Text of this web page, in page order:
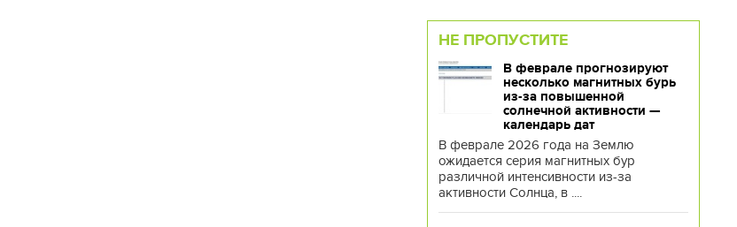
НЕ ПРОПУСТИТЕ
В феврале прогнозируют
несколько магнитных бурь
из-за повышенной
солнечной активности —
календарь дат
В феврале 2026 года на Землю
ожидается серия магнитных бур
различной интенсивности из-за
активности Солнца, в ....